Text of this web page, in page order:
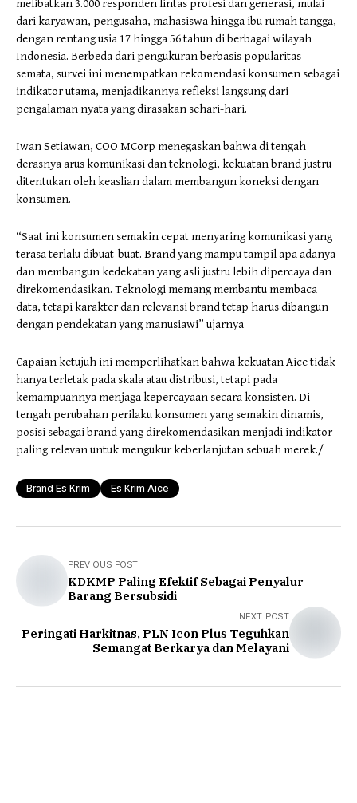
melibatkan 3.000 responden lintas profesi dan generasi, mulai
dari karyawan, pengusaha, mahasiswa hingga ibu rumah tangga,
dengan rentang usia 17 hingga 56 tahun di berbagai wilayah
Indonesia. Berbeda dari pengukuran berbasis popularitas
semata, survei ini menempatkan rekomendasi konsumen sebagai
indikator utama, menjadikannya refleksi langsung dari
pengalaman nyata yang dirasakan sehari-hari.
Iwan Setiawan, COO MCorp menegaskan bahwa di tengah
derasnya arus komunikasi dan teknologi, kekuatan brand justru
ditentukan oleh keaslian dalam membangun koneksi dengan
konsumen.
“Saat ini konsumen semakin cepat menyaring komunikasi yang
terasa terlalu dibuat-buat. Brand yang mampu tampil apa adanya
dan membangun kedekatan yang asli justru lebih dipercaya dan
direkomendasikan. Teknologi memang membantu membaca
data, tetapi karakter dan relevansi brand tetap harus dibangun
dengan pendekatan yang manusiawi” ujarnya
Capaian ketujuh ini memperlihatkan bahwa kekuatan Aice tidak
hanya terletak pada skala atau distribusi, tetapi pada
kemampuannya menjaga kepercayaan secara konsisten. Di
tengah perubahan perilaku konsumen yang semakin dinamis,
posisi sebagai brand yang direkomendasikan menjadi indikator
paling relevan untuk mengukur keberlanjutan sebuah merek./
Brand Es Krim Es Krim Aice
PREVIOUS POST
KDKMP Paling Efektif Sebagai Penyalur
Barang Bersubsidi
NEXT POST
Peringati Harkitnas, PLN Icon Plus Teguhkan
Semangat Berkarya dan Melayani